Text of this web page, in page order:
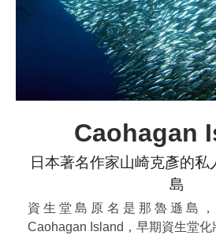
Caohagan
日本著名作家山崎克彥的
島
資生堂島原名是那魯遜島
Caohagan Island，早期資生堂